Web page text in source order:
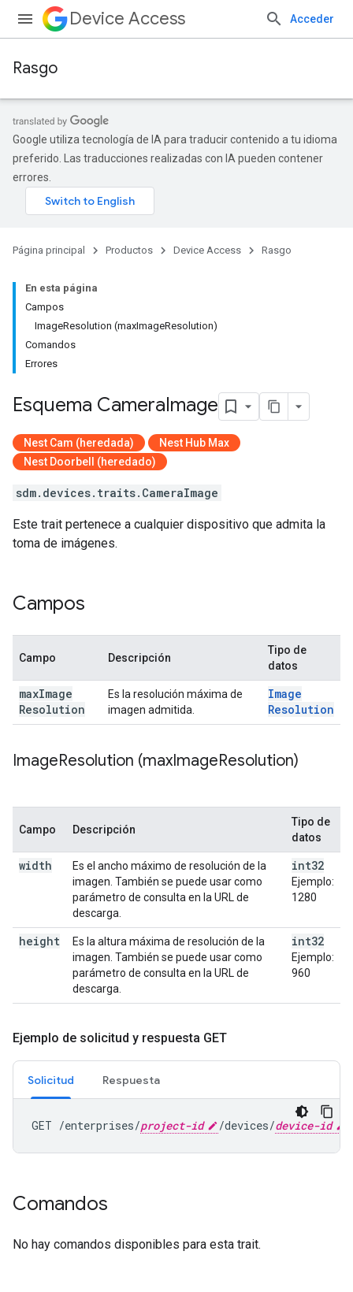
Device Access Acceder
Rasgo
Google utiliza tecnología de IA para traducir contenido a tu idioma
preferido. Las traducciones realizadas con IA pueden contener
errores.
Página principal Productos Device Access Rasgo
En esta página
Campos
ImageResolution (maxImageResolution)
Comandos
Errores
Esquema CameraImage
Nest Cam (heredada)
Nest Hub Max
Nest Doorbell (heredado)
sdm.devices.traits.CameraImage
Este trait pertenece a cualquier dispositivo que admita la
toma de imágenes.
Campos
Campo Descripción
Tipo de
datos
maxImage
Resolution
Es la resolución máxima de
imagen admitida.
Image
Resolution
ImageResolution (maxImageResolution)
Campo Descripción
Tipo de
datos
width
Es el ancho máximo de resolución de la
imagen. También se puede usar como
parámetro de consulta en la URL de
descarga.
int32
Ejemplo:
1280
height
Es la altura máxima de resolución de la
imagen. También se puede usar como
parámetro de consulta en la URL de
descarga.
int32
Ejemplo:
960
Ejemplo de solicitud y respuesta GET
Solicitud Respuesta
GET /enterprises/project-id /devices/device-id
Comandos
No hay comandos disponibles para esta trait.